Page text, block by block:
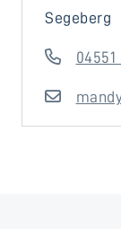
Segeberg
04551